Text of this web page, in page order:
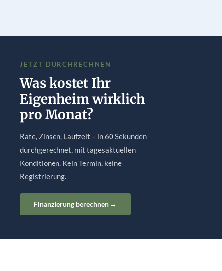
JETZT DURCHRECHNEN
Was kostet Ihr
Eigenheim wirklich
pro Monat?
Rate, Zinsen, Laufzeit – in 60 Sekunden
durchgerechnet, mit tagesaktuellen
Konditionen. Kein Termin, keine
Registrierung.
Finanzierung berechnen →